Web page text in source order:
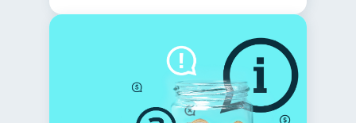
Cuenta Abandonada 2
1
Finanzas Personales 1
Finanzas en Pareja 1